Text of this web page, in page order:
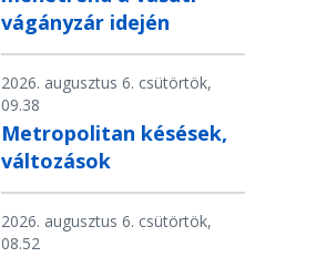
vágányzár idején
2026. augusztus 6. csütörtök,
09.38
Metropolitan késések,
változások
2026. augusztus 6. csütörtök,
08.52